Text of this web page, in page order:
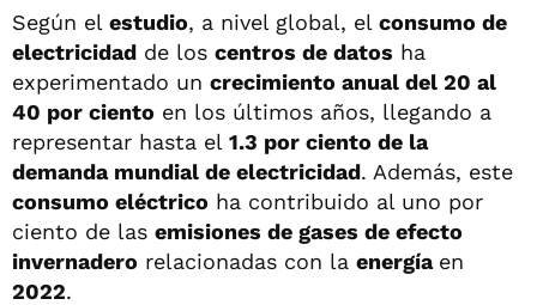
Según el estudio, a nivel global, el consumo de
electricidad de los centros de datos ha
experimentado un crecimiento anual del 20 al
40 por ciento en los últimos años, llegando a
representar hasta el 1.3 por ciento de la
demanda mundial de electricidad. Además, este
consumo eléctrico ha contribuido al uno por
ciento de las emisiones de gases de efecto
invernadero relacionadas con la energía en
2022.